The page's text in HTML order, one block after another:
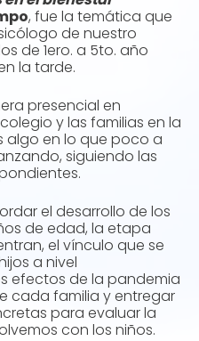
, fue la temática que
de nuestro
de 1ero. a 5to. año
la tarde.
presencial en
y las familias en la
algo en lo que poco a
siguiendo las
el desarrollo de los
de edad, la etapa
el vínculo que se
a nivel
efectos de la pandemia
cada familia y entregar
para evaluar la
con los niños.